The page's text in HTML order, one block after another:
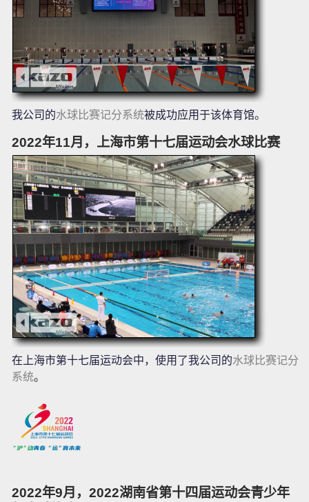
我公司的水球比赛记分系统被成功应用于该体育馆。
2022年11月，上海市第十七届运动会水球比赛
在上海市第十七届运动会中，使用了我公司的水球比赛记分
系统。
2022年9月，2022湖南省第十四届运动会青少年